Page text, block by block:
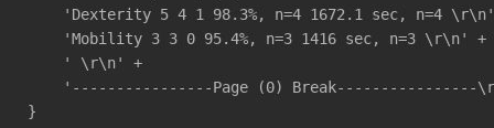
'Dexterity 5 4 1 98.3%, n=4 1672.1 sec, n=4
    'Mobility 3 3 0 95.4%, n=3 1416 sec, n=3 \r\n' +
    ' \r\n' +
'----------------Page (0) Break----------------
}